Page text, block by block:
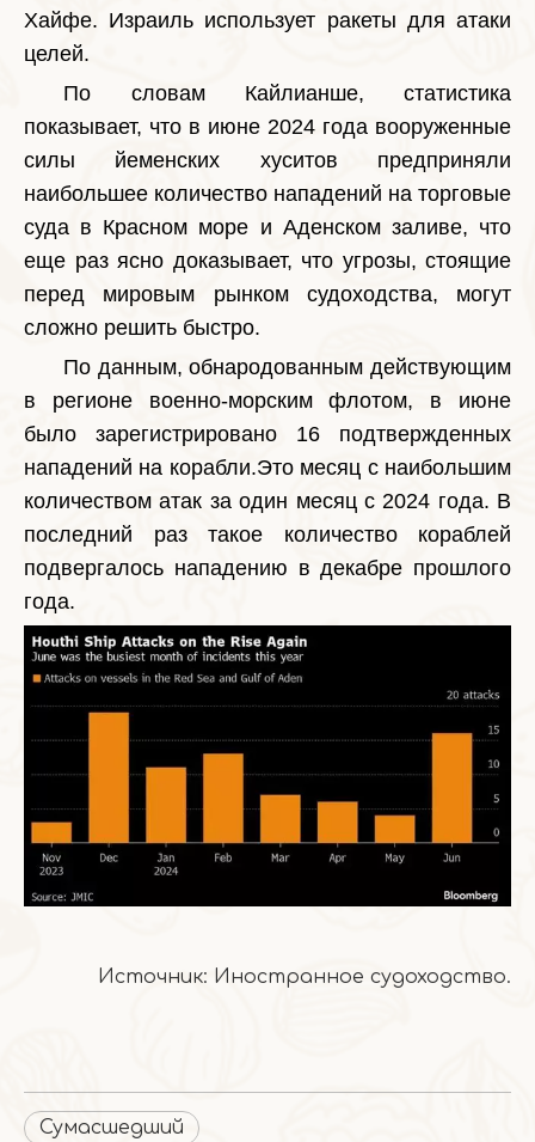
Хайфе. Израиль использует ракеты для атаки
целей.
По словам Кайлианше, статистика
показывает, что в июне 2024 года вооруженные
силы йеменских хуситов предприняли
наибольшее количество нападений на торговые
суда в Красном море и Аденском заливе, что
еще раз ясно доказывает, что угрозы, стоящие
перед мировым рынком судоходства, могут
сложно решить быстро.
По данным, обнародованным действующим
в регионе военно-морским флотом, в июне
было зарегистрировано 16 подтвержденных
нападений на корабли.Это месяц с наибольшим
количеством атак за один месяц с 2024 года. В
последний раз такое количество кораблей
подвергалось нападению в декабре прошлого
года.
Источник: Иностранное судоходство.
Сумасшедший